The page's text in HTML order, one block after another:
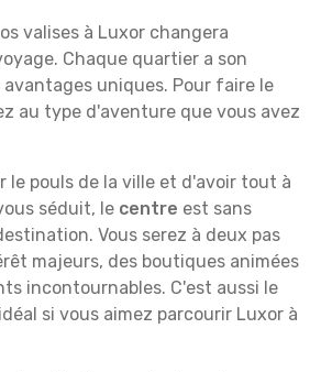
valises à Luxor changera
Chaque quartier a son
avantages uniques. Pour faire le
au type d'aventure que vous avez
le pouls de la ville et d'avoir tout à
séduit, le centre est sans
Vous serez à deux pas
majeurs, des boutiques animées
incontournables. C'est aussi le
si vous aimez parcourir Luxor à